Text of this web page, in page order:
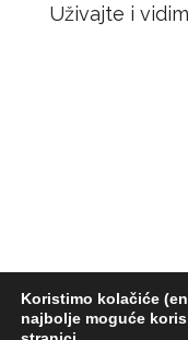
Uživajte i
Koristimo kolačiće
najbolje moguće